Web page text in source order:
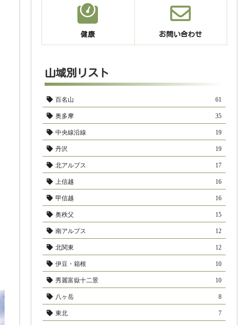
健康 お問い合わせ
山域別リスト
百名山 61
奥多摩 35
中央線沿線 19
丹沢 19
北アルプス 17
上信越 16
甲信越 16
奥秩父 15
南アルプス 12
北関東 12
伊豆・箱根 10
秀麗富嶽十二景 10
八ヶ岳 8
東北 7